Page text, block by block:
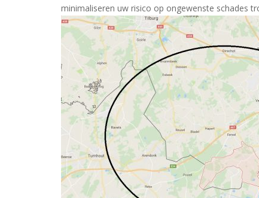
minimaliseren uw risico op ongewenste schades